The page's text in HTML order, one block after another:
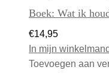
Boek: Wat ik
€14,95
In mijn
Toevoegen aan